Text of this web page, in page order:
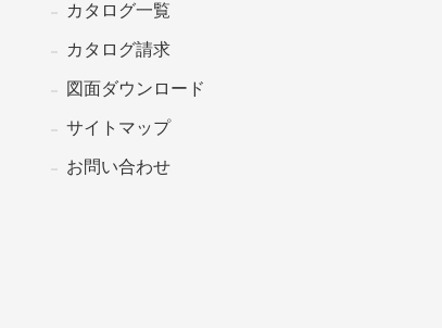
カタログ一覧
カタログ請求
図面ダウンロード
サイトマップ
お問い合わせ